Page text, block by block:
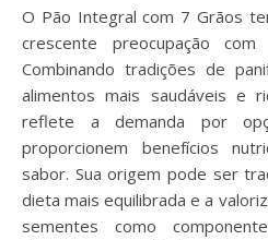
O Pão Integral com 7 Grãos
crescente preocupação
Combinando tradições de
alimentos mais saudáveis e
reflete a demanda por
proporcionem benefícios
sabor. Sua origem pode ser
dieta mais equilibrada e a
sementes como